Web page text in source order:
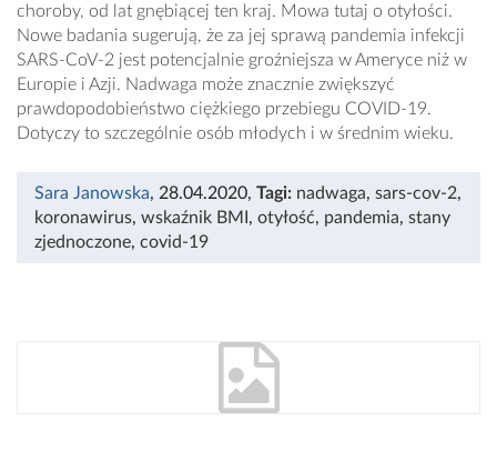
choroby, od lat gnębiącej ten kraj. Mowa tutaj o otyłości.
Nowe badania sugerują, że za jej sprawą pandemia infekcji
SARS-CoV-2 jest potencjalnie groźniejsza w Ameryce niż w
Europie i Azji. Nadwaga może znacznie zwiększyć
prawdopodobieństwo ciężkiego przebiegu COVID-19.
Dotyczy to szczególnie osób młodych i w średnim wieku.
Sara Janowska, 28.04.2020, Tagi: nadwaga, sars-cov-2,
koronawirus, wskaźnik BMI , otyłość, pandemia, stany
zjednoczone, covid-19